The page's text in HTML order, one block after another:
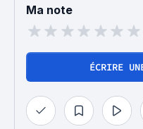
Ma note
ÉCRIRE